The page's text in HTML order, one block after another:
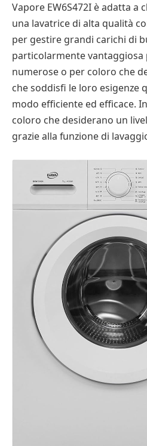
Vapore EW6S472I è adatta a
una lavatrice di alta qualità
per gestire grandi carichi di
particolarmente vantaggiosa
numerose o per coloro che
che soddisfi le loro esigenze
modo efficiente ed efficace.
coloro che desiderano un
grazie alla funzione di